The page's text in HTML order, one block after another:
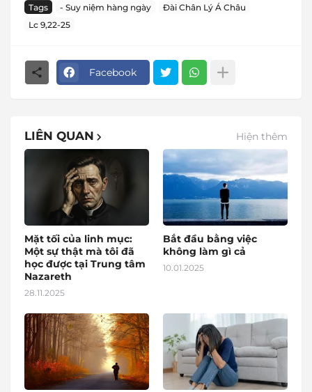
Tags - Suy niệm hàng ngày
Đài Chân Lý Á Châu
Lc 9,22-25
Facebook
LIÊN QUAN Hiện thêm
Mặt tối của linh mục:
Một sự thật mà tôi đã
học được tại Trung tâm
Nazareth
28.11.2025
Bắt đầu bằng việc
không làm gì cả
10.01.2025